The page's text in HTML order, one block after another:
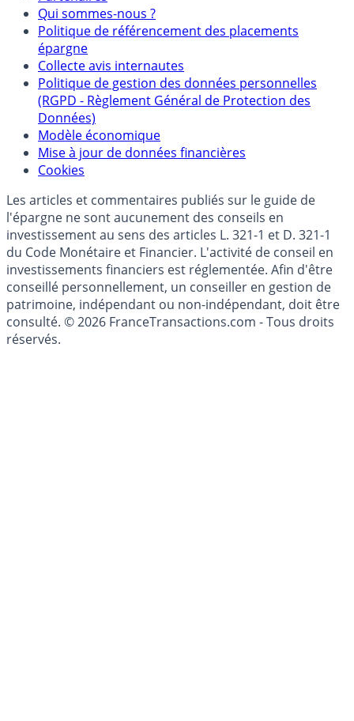
Mentions légales et Conditions d’utilisation
Partenaires
Qui sommes-nous ?
Politique de référencement des placements
épargne
Collecte avis internautes
Politique de gestion des données personnelles
(RGPD - Règlement Général de Protection des
Données)
Modèle économique
Cookies
Les articles et commentaires publiés sur le guide de
l'épargne ne sont aucunement des conseils en
investissement au sens des articles L. 321-1 et D. 321-1
du Code Monétaire et Financier. L'activité de conseil en
investissements financiers est réglementée. Afin d'être
conseillé personnellement, un conseiller en gestion de
patrimoine, indépendant ou non-indépendant, doit être